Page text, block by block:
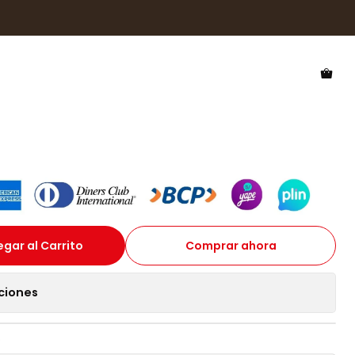
Lynx Big Black Smoke Flash HLYB25BST0 - Talla 151mm
Polarizado
al Carrito Comprar ahora